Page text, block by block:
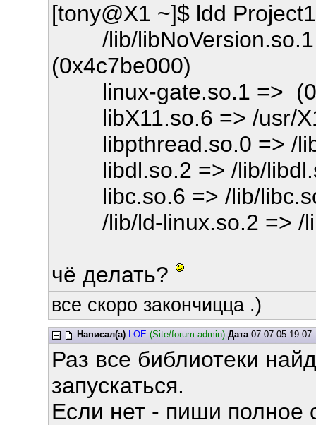
[tony@X1 ~]$ ldd Project1
/lib/libNoVersion.so.1
(0x4c7be000)
linux-gate.so.1 =>
libX11.so.6 => /usr/
libpthread.so.0 => /lib/
libdl.so.2 => /lib/
libc.so.6 => /lib/
/lib/ld-linux.so.2 => /
чё делать?
все скоро закончицца .)
Написал(а) LOE (Site/forum admin) Дата07.07.05 19:07
Раз все библиотеки
запускаться.
Если нет - пиши